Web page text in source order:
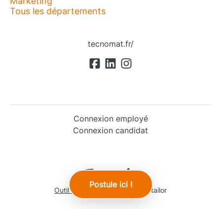
Postule ici !
Tous les départements
tecnomat.fr/
Connexion employé
Connexion candidat
Outil de recrutementde Teamtailor